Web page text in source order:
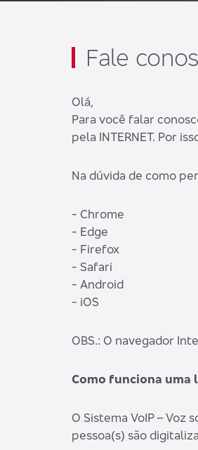
Fale
Olá,
Para você falar
pela INTERNET. Por
Na dúvida de como
- Chrome
- Edge
- Firefox
- Safari
- Android
- iOS
OBS.: O navegador
Como funciona uma
O Sistema VoIP –
pessoa(s) são